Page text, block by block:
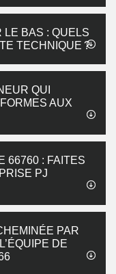
LE BAS : QUELS
TECHNIQUE ?
QUI
AUX
66760 : FAITES
PJ
PAR
DE